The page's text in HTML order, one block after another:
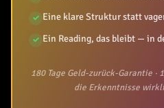
✓ Eine klare Struktur statt
✓ Ein Reading, das bleibt — in
180 Tage Geld-zurück-Garantie
die Erkenntnisse